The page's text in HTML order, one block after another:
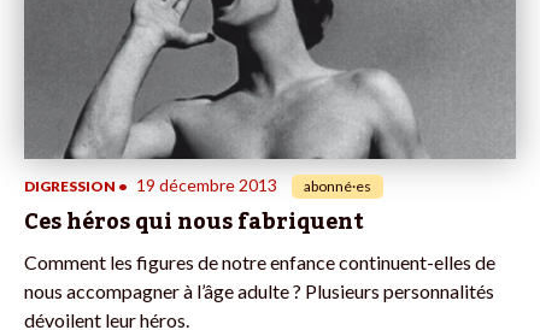
DIGRESSION • 19 décembre 2013 abonné·es
Ces héros qui nous fabriquent
Comment les figures de notre enfance continuent-elles de
nous accompagner à l’âge adulte ? Plusieurs personnalités
dévoilent leur héros.